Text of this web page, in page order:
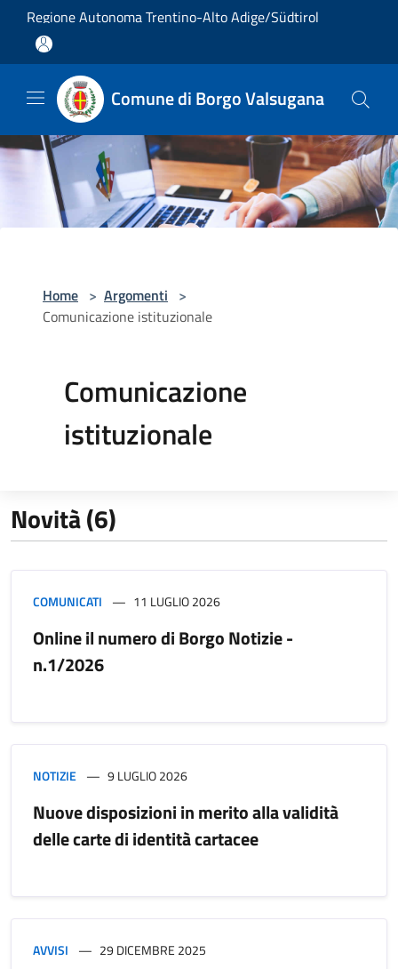
Salta al contenuto principale
Regione Autonoma Trentino-Alto Adige/Südtirol
Comune di Borgo Valsugana
Home > Argomenti >
Comunicazione istituzionale
Comunicazione
istituzionale
Novità (6)
COMUNICATI 11 LUGLIO 2026
Online il numero di Borgo Notizie -
n.1/2026
NOTIZIE 9 LUGLIO 2026
Nuove disposizioni in merito alla validità
delle carte di identità cartacee
AVVISI 29 DICEMBRE 2025